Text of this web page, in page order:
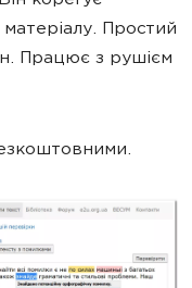
матеріалу. Простий
Працює з рушієм